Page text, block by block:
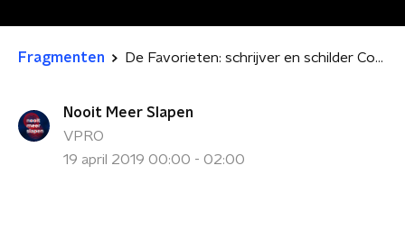
Fragmenten De Favorieten: schrijver en schilder Cobi van Baars
Nooit Meer Slapen
VPRO
19 april 2019 00:00 - 02:00